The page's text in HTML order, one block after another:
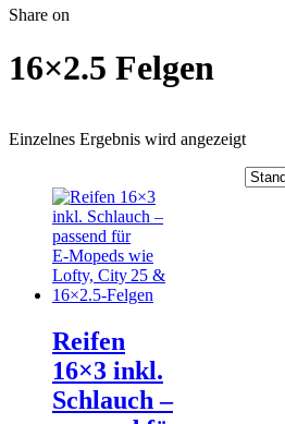
Share on
16×2.5 Felgen
Einzelnes Ergebnis wird angezeigt
Reifen
16×3 inkl.
Schlauch –